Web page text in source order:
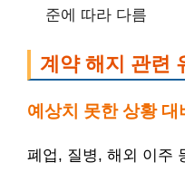
준에 따라 다름
계약 해지 관련
예상치 못한 상황 대
폐업, 질병, 해외 이주